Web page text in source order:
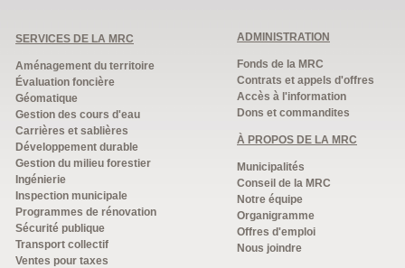
SERVICES DE LA MRC
Aménagement du territoire
Évaluation foncière
Géomatique
Gestion des cours d'eau
Carrières et sablières
Développement durable
Gestion du milieu forestier
Ingénierie
Inspection municipale
Programmes de rénovation
Sécurité publique
Transport collectif
Ventes pour taxes
ADMINISTRATION
Fonds de la MRC
Contrats et appels d'offres
Accès à l'information
Dons et commandites
À PROPOS DE LA MRC
Municipalités
Conseil de la MRC
Notre équipe
Organigramme
Offres d'emploi
Nous joindre